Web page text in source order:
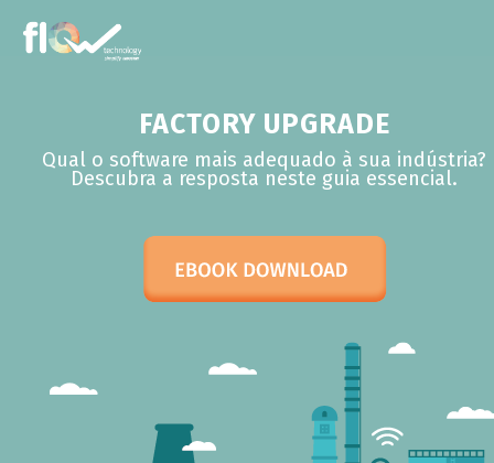
FACTORY UPGRADE
Qual o software mais adequado à sua indústria?
Descubra a resposta neste guia essencial.